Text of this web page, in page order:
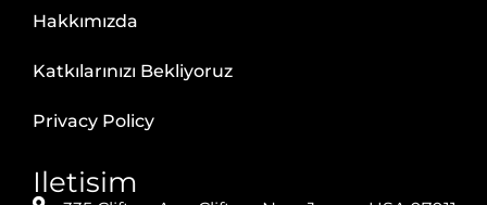
Hakkımızda
Katkılarınızı Bekliyoruz
Privacy Policy
Iletisim